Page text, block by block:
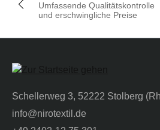
Umfassende Qualitätskontrolle
und erschwingliche Preise
Schellerweg 3, 52222 Stolberg
info@nirotextil.de